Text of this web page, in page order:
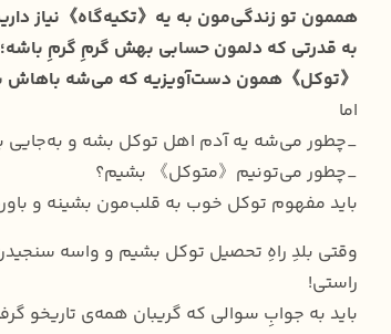
هممون تو زندگی‌مون به یه《تکیه‌گاه》نیاز
به قدرتی که دلمون حسابی بهش گرمِ گرمِ باشه؛
《توکل》همون دست‌آویزیه که می‌شه باهاش
اما
_چطور می‌شه یه آدم اهل توکل بشه و به‌جایی
_چطور می‌تونیم《متوکل》 بشیم؟
باید مفهوم توکل خوب به قلب‌مون بشینه و
وقتی بلدِ راهِ تحصیل توکل بشیم و واسه
راستی!
باید به جوابِ سوالی که گریبان همه‌ی تاریخو